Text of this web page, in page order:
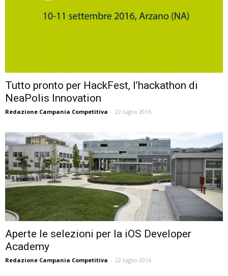
Tutto pronto per HackFest, l’hackathon di
NeaPolis Innovation
Redazione Campania Competitiva - 22 luglio 2016
Aperte le selezioni per la iOS Developer
Academy
Redazione Campania Competitiva - 22 luglio 2016